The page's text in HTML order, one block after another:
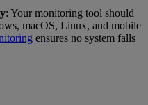
: Your monitoring tool should
macOS, Linux, and mobile
ensures no system falls